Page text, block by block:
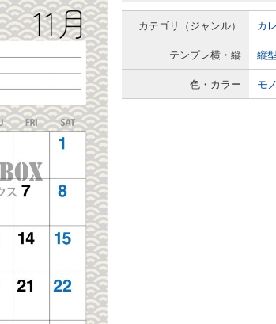
カテゴリ（ジャンル） カ
テンプレ横・縦 縦型
色・カラー モ